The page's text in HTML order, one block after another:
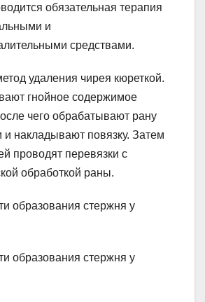
обязательная терапия
и
средствами.
удаления чирея кюреткой.
гнойное содержимое
чего обрабатывают рану
и накладывают повязку. Затем
проводят перевязки с
обработкой раны.